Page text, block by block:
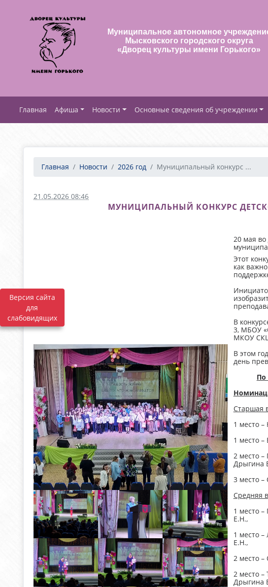
Версия сайта
для
слабовидящих
Муниципальное автономное
Мысковского городского округа
«Дворец культуры имени Горького»
Афиша Новости Основные сведения об учреждении
Главная Новости 2026 год Муниципальный конкурс ...
21.05.2026 08:46
МУНИЦИПАЛЬНЫЙ КОНКУРС
20 мая
Этот
как
В
3, МБОУ
МКОУ
В этом
день
По
Старшая
1 место
1 место
2 место
Дрыгина
3 место
Средняя
1 место
Е.Н.,
1 место
Е.Н.,
2 место
2 место
Дрыгина